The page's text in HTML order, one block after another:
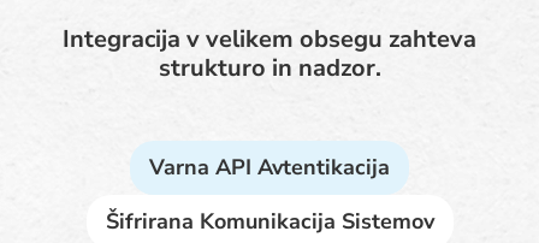
Integracija v velikem obsegu zahteva
strukturo in nadzor.
Varna API Avtentikacija
Šifrirana Komunikacija Sistemov